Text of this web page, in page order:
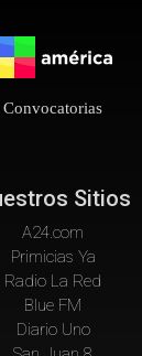
Convocatorias
Sitios
A24.com
Primicias Ya
Radio La Red
Blue FM
Diario Uno